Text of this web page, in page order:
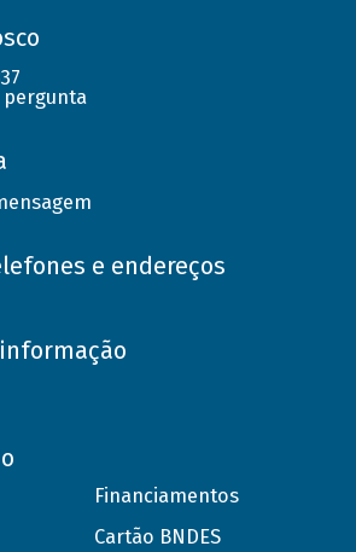
pergunta
e endereços
Financiamentos
Cartão BNDES